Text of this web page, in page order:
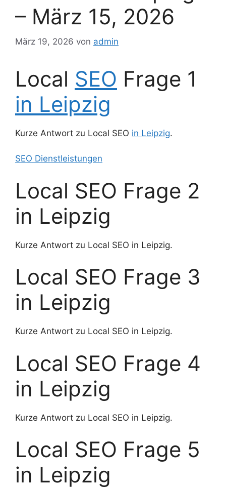
– März 15, 2026
März 19, 2026 von admin
Local SEO Frage 1
in Leipzig
Kurze Antwort zu Local SEO in Leipzig.
SEO Dienstleistungen
Local SEO Frage 2
in Leipzig
Kurze Antwort zu Local SEO in Leipzig.
Local SEO Frage 3
in Leipzig
Kurze Antwort zu Local SEO in Leipzig.
Local SEO Frage 4
in Leipzig
Kurze Antwort zu Local SEO in Leipzig.
Local SEO Frage 5
in Leipzig